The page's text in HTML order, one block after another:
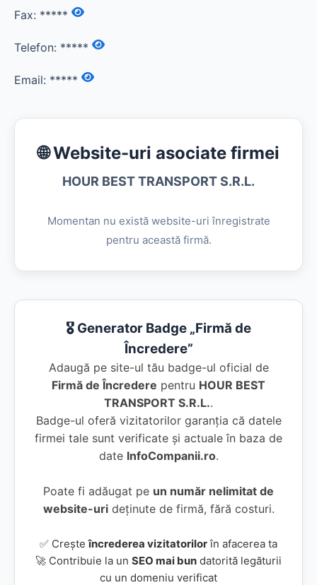
Fax: *****
Telefon: *****
Email: *****
🌐 Website-uri asociate firmei
HOUR BEST TRANSPORT S.R.L.
Momentan nu există website-uri înregistrate
pentru această firmă.
🎖️ Generator Badge „Firmă de
Încredere”
Adaugă pe site-ul tău badge-ul oficial de
Firmă de Încredere pentru HOUR BEST
TRANSPORT S.R.L..
Badge-ul oferă vizitatorilor garanția că datele
firmei tale sunt verificate și actuale în baza de
date InfoCompanii.ro.
Poate fi adăugat pe un număr nelimitat de
website-urideținute de firmă, fără costuri.
✅ Creșteîncrederea vizitatorilorîn afacerea ta
🚀 Contribuie la un SEO mai bun datorită legăturii
cu un domeniu verificat